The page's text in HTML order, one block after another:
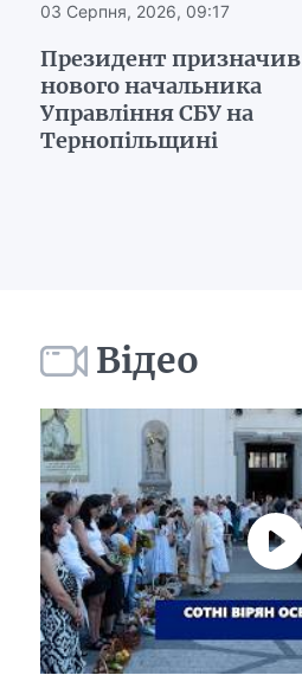
03 Серпня, 2026, 09:17
Президент призначив
нового начальника
Управління СБУ на
Тернопільщині
Відео